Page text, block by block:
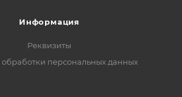
Информация
Реквизиты
персональных данных